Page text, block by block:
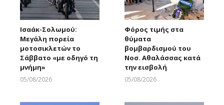
Ισαάκ-Σολωμού:
Μεγάλη πορεία
μοτοσικλετών το
Σάββατο «με οδηγό τη
μνήμη»
05/08/2026
Φόρος τιμής στα
θύματα
βομβαρδισμού του
Νοσ. Αθαλάσσας κατά
την εισβολή
05/08/2026